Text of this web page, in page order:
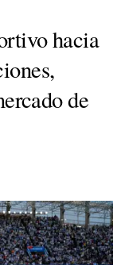
hacia
de